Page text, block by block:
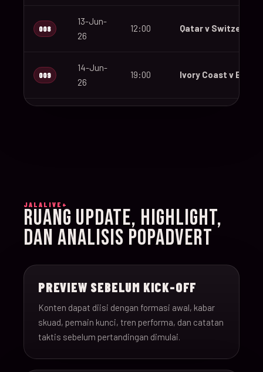
008
13-Jun-
26
12:00 Qatar v Switzerland
009
14-Jun-
26
19:00 Ivory Coast v
012
14-Jun-
26
20:00 Sweden v Tunisia
26
014
26
12:00 Spain v Cape Verde
15-Jun-
26
Iran v New Zealand
JALALIVE+
RUANG UPDATE, HIGHLIGHT,
DAN ANALISIS POPADVERT
PREVIEW SEBELUM KICK-OFF
Konten dapat diisi dengan formasi awal, kabar
skuad, pemain kunci, tren performa, dan catatan
taktis sebelum pertandingan dimulai.